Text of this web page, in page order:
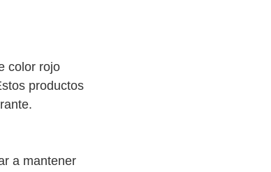
color rojo
productos
a mantener